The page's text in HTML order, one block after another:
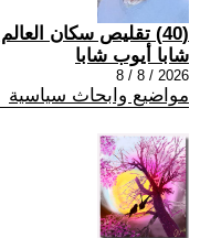
(40) تقليص سكان العالم قد يساهم في إنقاذ الكوكب
شابا أيوب شابا
2026 / 8 / 8
مواضيع وابحاث سياسية